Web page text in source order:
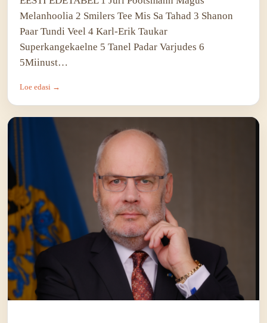
Melanhoolia 2 Smilers Tee Mis Sa Tahad 3 Shanon
Paar Tundi Veel 4 Karl-Erik Taukar
Superkangekaelne 5 Tanel Padar Varjudes 6
5Miinust…
Loe edasi →